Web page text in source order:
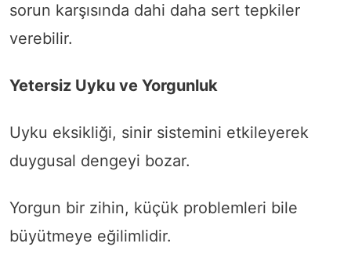
sorun karşısında dahi daha sert tepkiler
verebilir.
Yetersiz Uyku ve Yorgunluk
Uyku eksikliği, sinir sistemini etkileyerek
duygusal dengeyi bozar.
Yorgun bir zihin, küçük problemleri bile
büyütmeye eğilimlidir.